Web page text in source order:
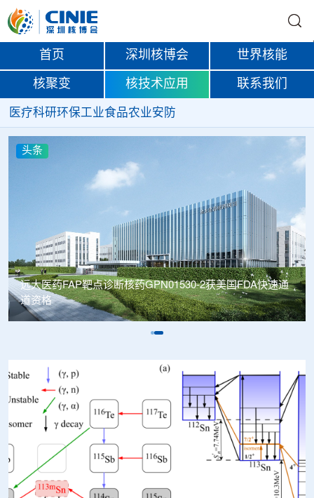
首页 深圳核博会 世界核能
核聚变 核技术应用 联系我们
医疗科研环保工业食品农业安防
头条
远大医药FAP靶点诊断核药GPN01530-2获美国FDA快速通
道资格